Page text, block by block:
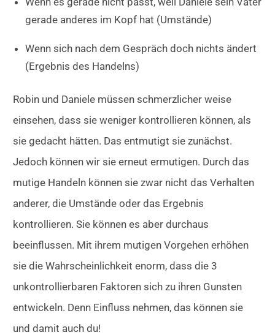
gerade anderes im Kopf hat (Umstände)
Wenn sich nach dem Gespräch doch nichts ändert
(Ergebnis des Handelns)
Robin und Daniele müssen schmerzlicher weise
einsehen, dass sie weniger kontrollieren können, als
sie gedacht hätten. Das entmutigt sie zunächst.
Jedoch können wir sie erneut ermutigen. Durch das
mutige Handeln können sie zwar nicht das Verhalten
anderer, die Umstände oder das Ergebnis
kontrollieren. Sie können es aber durchaus
beeinflussen. Mit ihrem mutigen Vorgehen erhöhen
sie die Wahrscheinlichkeit enorm, dass die 3
unkontrollierbaren Faktoren sich zu ihren Gunsten
entwickeln. Denn Einfluss nehmen, das können sie
und damit auch du!